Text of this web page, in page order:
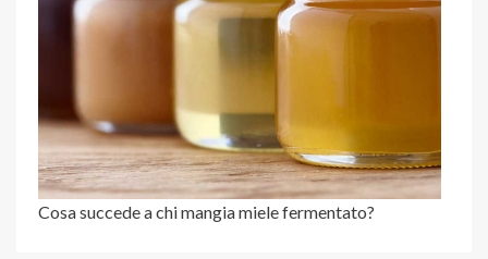
Cosa succede a chi mangia miele fermentato?